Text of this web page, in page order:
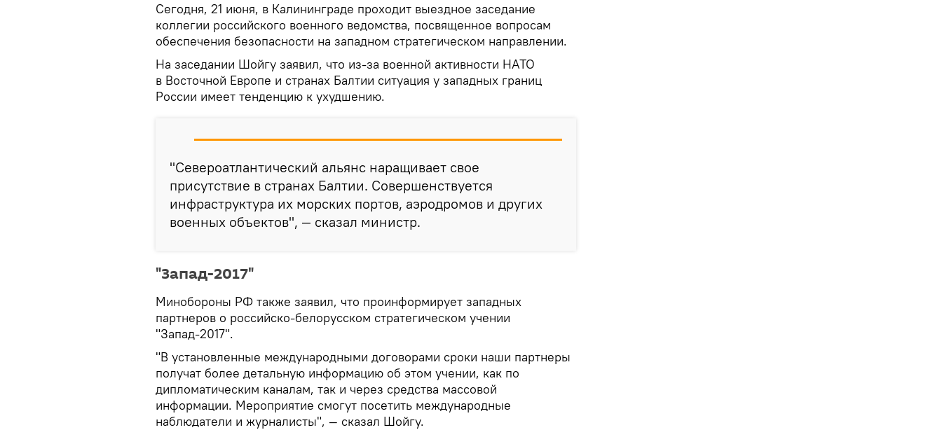
Сегодня, 21 июня, в Калининграде проходит выездное заседание
коллегии российского военного ведомства, посвященное вопросам
обеспечения безопасности на западном стратегическом направлении.
На заседании Шойгу заявил, что из-за военной активности НАТО
в Восточной Европе и странах Балтии ситуация у западных границ
России имеет тенденцию к ухудшению.
"Североатлантический альянс наращивает свое
присутствие в странах Балтии. Совершенствуется
инфраструктура их морских портов, аэродромов и других
военных объектов", — сказал министр.
"Запад-2017"
Минобороны РФ также заявил, что проинформирует западных
партнеров о российско-белорусском стратегическом учении
"Запад-2017".
"В установленные международными договорами сроки наши партнеры
получат более детальную информацию об этом учении, как по
дипломатическим каналам, так и через средства массовой
информации. Мероприятие смогут посетить международные
наблюдатели и журналисты", — сказал Шойгу.